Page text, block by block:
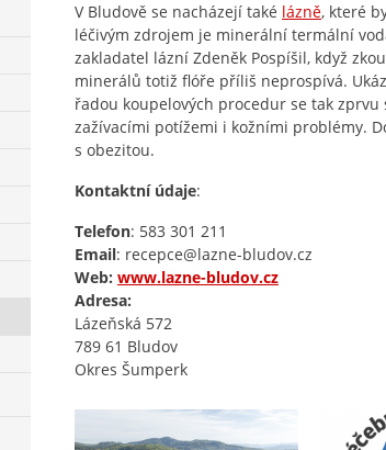
V Bludově se nacházejí také lázně, které
léčivým zdrojem je minerální termální
zakladatel lázní Zdeněk Pospíšil, když
minerálů totiž flóře příliš neprospívá.
řadou koupelových procedur se tak
zažívacími potížemi i kožními problémy.
s obezitou.
Kontaktní údaje:
Telefon: 583 301 211
Email: recepce@lazne-bludov.cz
Web: www.lazne-bludov.cz
Adresa:
Lázeňská 572
789 61 Bludov
Okres Šumperk